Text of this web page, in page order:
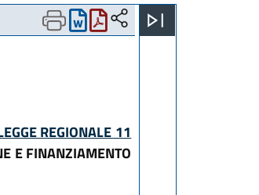
REGIONALE 11
E FINANZIAMENTO